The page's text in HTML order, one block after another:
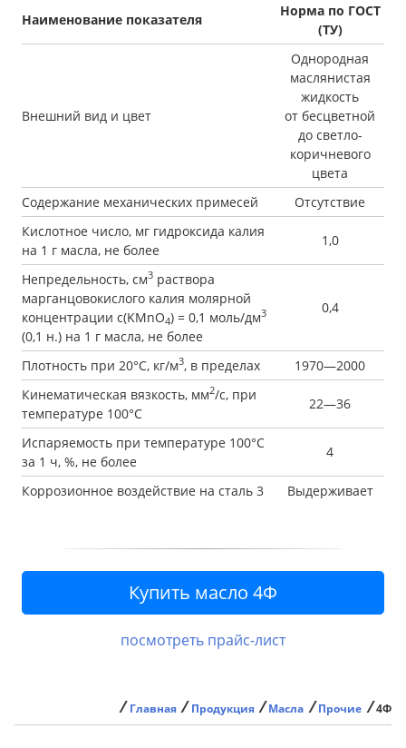
Наименование показателя
Норма по ГОСТ
(ТУ)
Внешний вид и цвет
Однородная
маслянистая
жидкость
от бесцветной
до светло-
коричневого
цвета
Содержание механических примесей
Отсутствие
Кислотное число, мг гидроксида калия
на 1 г масла, не более
1,0
Непредельность, см3 раствора
марганцовокислого калия молярной
концентрации c(KMnO4) = 0,1 моль/дм3
(0,1 н.) на 1 г масла, не более
0,4
Плотность при 20°С, кг/м3, в пределах
1970—2000
Кинематическая вязкость, мм2/с, при
температуре 100°С
22—36
Испаряемость при температуре 100°С
за 1 ч, %, не более
4
Коррозионное воздействие на сталь 3 Выдерживает
посмотреть прайс-лист
⁄ Главная ⁄ Продукция ⁄ Масла ⁄ Прочие ⁄ 4Ф